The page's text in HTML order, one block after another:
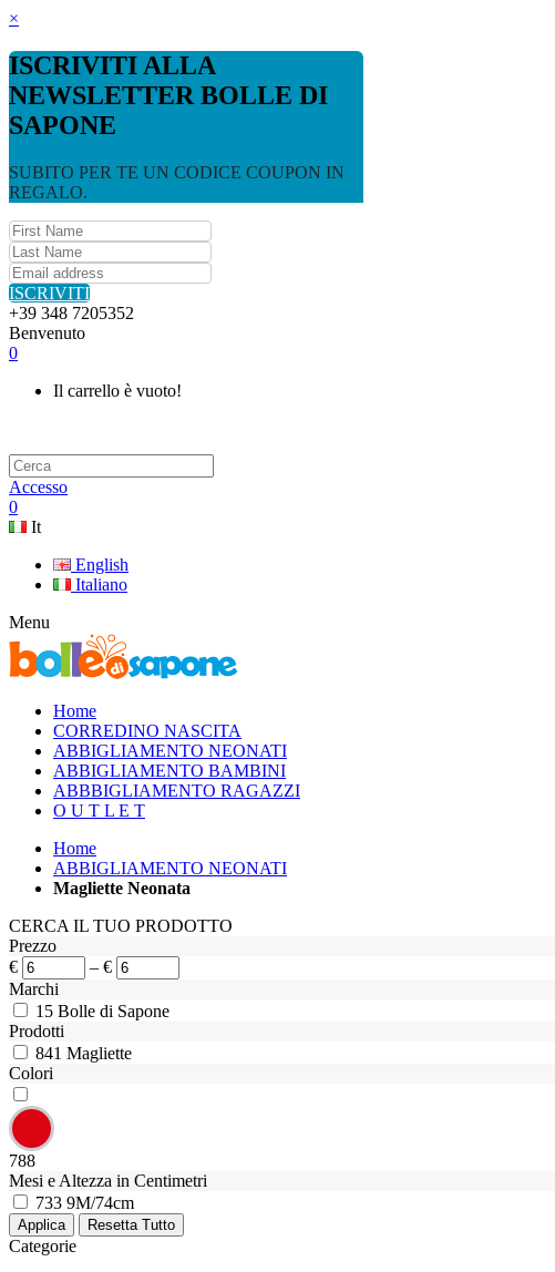
×
ISCRIVITI ALLA
NEWSLETTER BOLLE DI
SAPONE
SUBITO PER TE UN CODICE COUPON IN
REGALO.
ISCRIVITI
+39 348 7205352
Benvenuto
0
Il carrello è vuoto!
Accesso
0
It
English
Italiano
Menu
Home
CORREDINO NASCITA
ABBIGLIAMENTO NEONATI
ABBIGLIAMENTO BAMBINI
ABBBIGLIAMENTO RAGAZZI
O U T L E T
Home
ABBIGLIAMENTO NEONATI
Magliette Neonata
CERCA IL TUO PRODOTTO
Prezzo
€
– €
Marchi
15 Bolle di Sapone
Prodotti
841 Magliette
Colori
788
Mesi e Altezza in Centimetri
733 9M/74cm
Categorie